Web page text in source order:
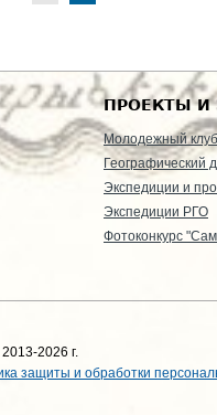
ПРОЕКТЫ И
Молодежный клуб
Географический
Экспедиции и
Экспедиции РГО
Фотоконкурс
2026 г.
защиты и обработки